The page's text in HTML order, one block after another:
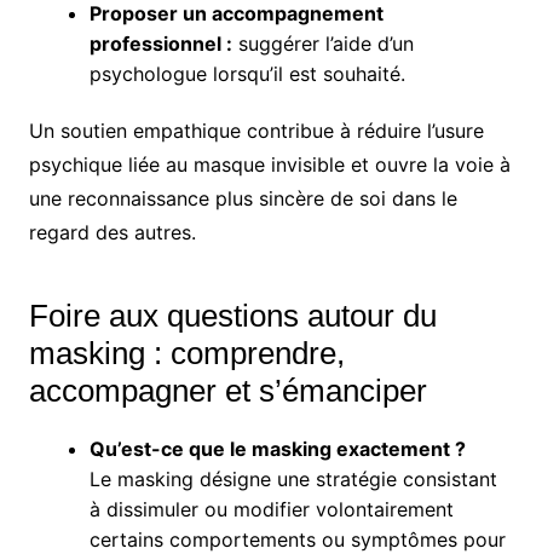
Proposer un accompagnement
professionnel : suggérer l’aide d’un
psychologue lorsqu’il est souhaité.
Un soutien empathique contribue à réduire l’usure
psychique liée au masque invisible et ouvre la voie à
une reconnaissance plus sincère de soi dans le
regard des autres.
Foire aux questions autour du
masking : comprendre,
accompagner et s’émanciper
Qu’est-ce que le masking exactement ?
Le masking désigne une stratégie consistant
à dissimuler ou modifier volontairement
certains comportements ou symptômes pour